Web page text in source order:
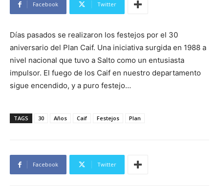
Facebook Twitter
Días pasados se realizaron los festejos por el 30
aniversario del Plan Caif. Una iniciativa surgida en 1988 a
nivel nacional que tuvo a Salto como un entusiasta
impulsor. El fuego de los Caif en nuestro departamento
sigue encendido, y a puro festejo…
TAGS 30 Años Caif Festejos Plan
Facebook Twitter